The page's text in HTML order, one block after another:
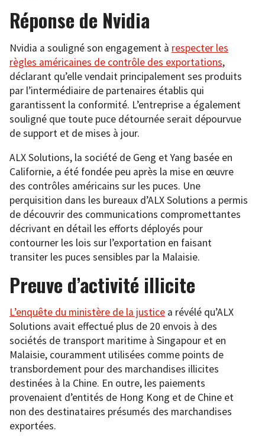
Réponse de Nvidia
Nvidia a souligné son engagement à respecter les
règles américaines de contrôle des exportations,
déclarant qu’elle vendait principalement ses produits
par l’intermédiaire de partenaires établis qui
garantissent la conformité. L’entreprise a également
souligné que toute puce détournée serait dépourvue
de support et de mises à jour.
ALX Solutions, la société de Geng et Yang basée en
Californie, a été fondée peu après la mise en œuvre
des contrôles américains sur les puces. Une
perquisition dans les bureaux d’ALX Solutions a permis
de découvrir des communications compromettantes
décrivant en détail les efforts déployés pour
contourner les lois sur l’exportation en faisant
transiter les puces sensibles par la Malaisie.
Preuve d’activité illicite
L’enquête du ministère de la justice a révélé qu’ALX
Solutions avait effectué plus de 20 envois à des
sociétés de transport maritime à Singapour et en
Malaisie, couramment utilisées comme points de
transbordement pour des marchandises illicites
destinées à la Chine. En outre, les paiements
provenaient d’entités de Hong Kong et de Chine et
non des destinataires présumés des marchandises
exportées.